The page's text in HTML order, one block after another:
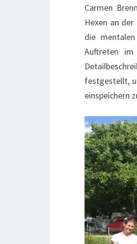
Carmen
Hexen an
die
Auftreten im
festgestellt,
einspeichern